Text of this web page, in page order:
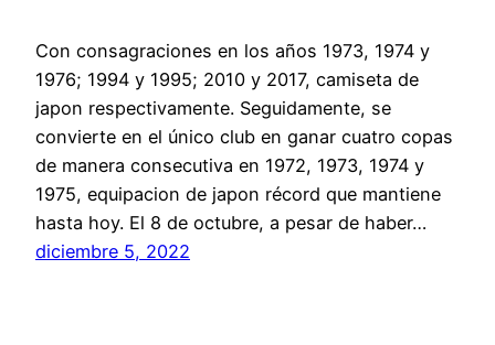
Con consagraciones en los años 1973, 1974 y
1976; 1994 y 1995; 2010 y 2017, camiseta de
japon respectivamente. Seguidamente, se
convierte en el único club en ganar cuatro copas
de manera consecutiva en 1972, 1973, 1974 y
1975, equipacion de japon récord que mantiene
hasta hoy. El 8 de octubre, a pesar de haber…
diciembre 5, 2022